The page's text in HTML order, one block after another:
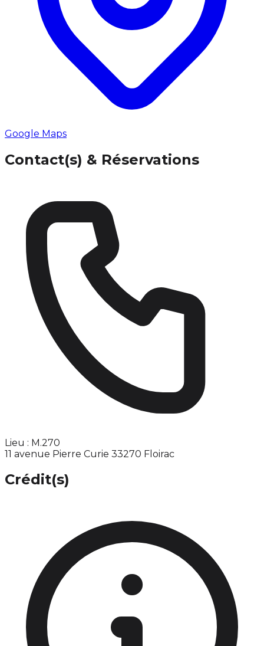
Google Maps
Contact(s) & Réservations
Lieu : M.270
11 avenue Pierre Curie 33270 Floirac
Crédit(s)